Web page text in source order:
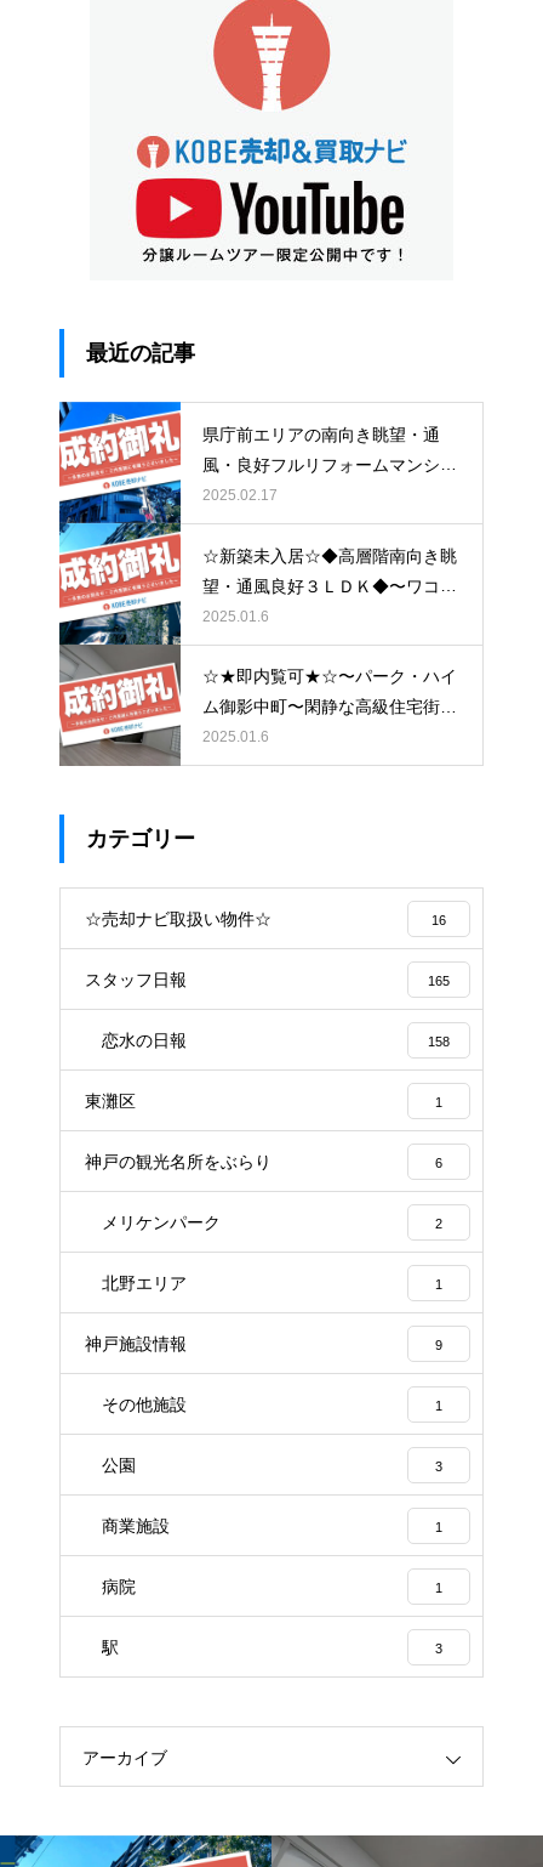
最近の記事
県庁前エリアの南向き眺望・通
風・良好フルリフォームマンショ
ン〜ランデージ神戸・山の手館〜
2025.02.17
☆新築未入居☆◆高層階南向き眺
望・通風良好３ＬＤＫ◆〜ワコー
レシティ神戸元町〜
2025.01.6
☆★即内覧可★☆〜パーク・ハイ
ム御影中町〜閑静な高級住宅街と
大型商業施設の利便性が両立した
低層マンション〜
2025.01.6
カテゴリー
☆売却ナビ取扱い物件☆ 16
スタッフ日報 165
恋水の日報 158
東灘区 1
神戸の観光名所をぶらり 6
メリケンパーク 2
北野エリア 1
神戸施設情報 9
その他施設 1
公園 3
商業施設 1
病院 1
駅 3
アーカイブ